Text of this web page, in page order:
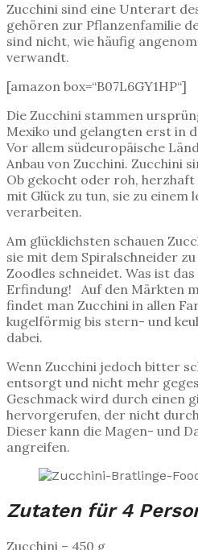
Zucchini sind eine Unterart
gehören zur Pflanzenfamilie
sind nicht, wie häufig
verwandt.
[amazon box=“B07L6GY1HP“]
Die Zucchini stammen
Mexiko und gelangten erst in
Vor allem südeuropäische
Anbau von Zucchini. Zucchini
Ob gekocht oder roh,
mit Glück zu tun, sie zu einem
verarbeiten.
Am glücklichsten schauen
sie mit dem Spiralschneider
Zoodles schneidet. Was ist
Erfindung! Auf den Märkten
findet man Zucchini in allen
kugelförmig bis stern- und
dabei.
Wenn Zucchini jedoch bitter
entsorgt und nicht mehr
Geschmack wird durch einen
hervorgerufen, der nicht
Dieser kann die Magen- und
angreifen.
Zutaten für 4
Zucchini – 450 g